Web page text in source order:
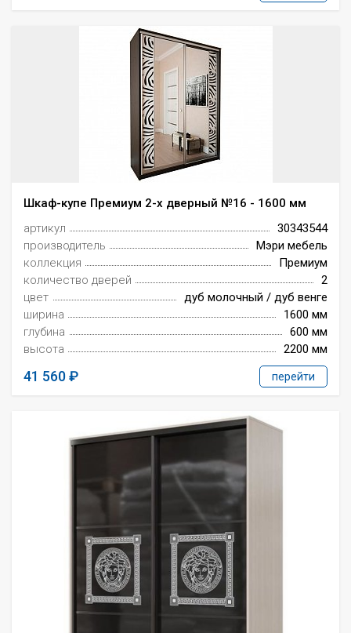
Шкаф-купе Премиум 2-х дверный №16 - 1600 мм
артикул
30343544
производитель
Мэри мебель
коллекция
Премиум
количество дверей
2
цвет
дуб молочный / дуб венге
ширина
1600 мм
глубина
600 мм
высота
2200 мм
41 560 перейти